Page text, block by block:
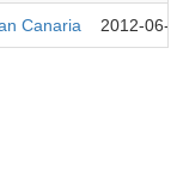
Canaria 2012-06-